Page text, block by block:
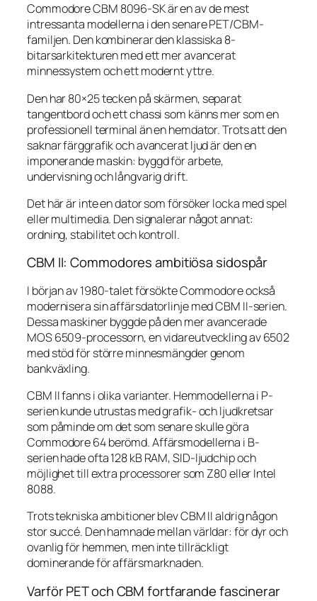
Commodore CBM 8096-SK är en av de mest
intressanta modellerna i den senare PET/CBM-
familjen. Den kombinerar den klassiska 8-
bitarsarkitekturen med ett mer avancerat
minnessystem och ett modernt yttre.
Den har 80×25 tecken på skärmen, separat
tangentbord och ett chassi som känns mer som en
professionell terminal än en hemdator. Trots att den
saknar färggrafik och avancerat ljud är den en
imponerande maskin: byggd för arbete,
undervisning och långvarig drift.
Det här är inte en dator som försöker locka med spel
eller multimedia. Den signalerar något annat:
ordning, stabilitet och kontroll.
CBM II: Commodores ambitiösa sidospår
I början av 1980-talet försökte Commodore också
modernisera sin affärsdatorlinje med CBM II-serien.
Dessa maskiner byggde på den mer avancerade
MOS 6509-processorn, en vidareutveckling av 6502
med stöd för större minnesmängder genom
bankväxling.
CBM II fanns i olika varianter. Hemmodellerna i P-
serien kunde utrustas med grafik- och ljudkretsar
som påminde om det som senare skulle göra
Commodore 64 berömd. Affärsmodellerna i B-
serien hade ofta 128 kB RAM, SID-ljudchip och
möjlighet till extra processorer som Z80 eller Intel
8088.
Trots tekniska ambitioner blev CBM II aldrig någon
stor succé. Den hamnade mellan världar: för dyr och
ovanlig för hemmen, men inte tillräckligt
dominerande för affärsmarknaden.
Varför PET och CBM fortfarande fascinerar